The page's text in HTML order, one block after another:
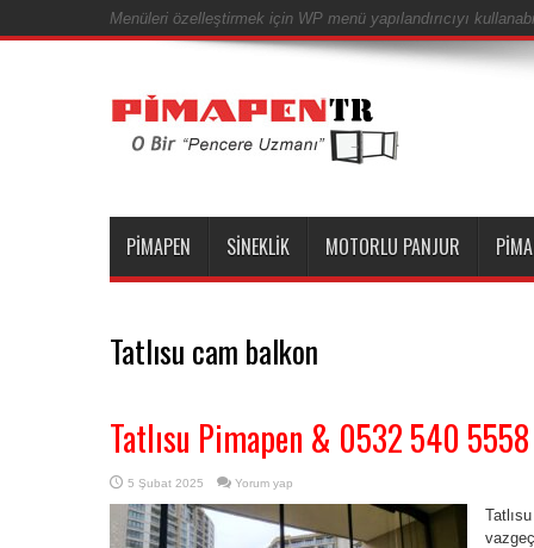
Menüleri özelleştirmek için WP menü yapılandırıcıyı
PIMAPEN SINEKLIK MOTORLU PANJUR
Tatlısu cam balkon
Tatlısu Pimapen & 0532 540 5558
5 Şubat 2025 Yorum yap